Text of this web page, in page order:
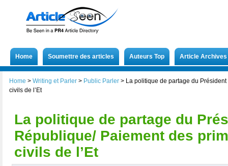
Home Soumettre des articles Auteurs Top Article Archives
Home > Writing et Parler > Public Parler > La politique de partage du
civils de l’Et
La politique de partage du
République/ Paiement des
civils de l’Et